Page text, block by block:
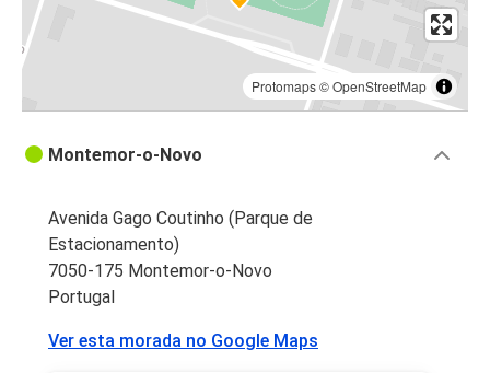
Protomaps©OpenStreetMap
Montemor-o-Novo
Avenida Gago Coutinho (Parque de
Estacionamento)
7050-175 Montemor-o-Novo
Portugal
Ver esta morada no Google Maps